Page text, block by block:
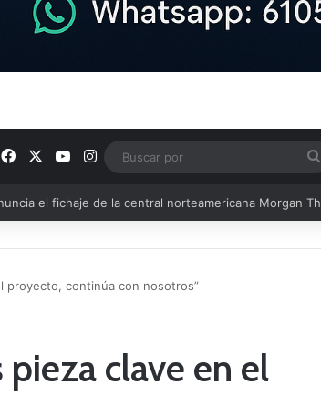
FacebookYouTube
Instagram
con talento de la comarca
proyecto, continúa con nosotros”
pieza clave en el